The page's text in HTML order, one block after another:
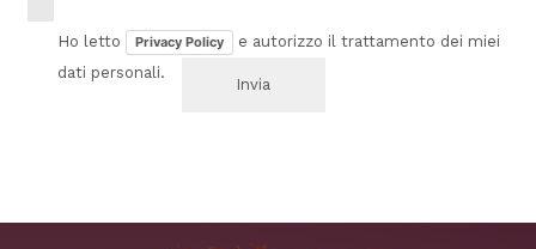
Ho letto Privacy Policy
e autorizzo il trattamento dei miei
dati personali.